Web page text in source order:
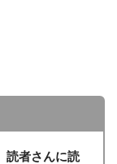
読者さんに読